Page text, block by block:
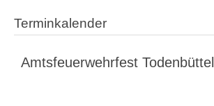
Terminkalender
Amtsfeuerwehrfest Todenbüttel